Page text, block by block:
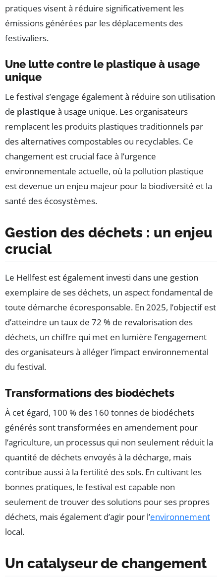
pratiques visent à réduire significativement les
émissions générées par les déplacements des
festivaliers.
Une lutte contre le plastique à usage
unique
Le festival s’engage également à réduire son utilisation
de plastique à usage unique. Les organisateurs
remplacent les produits plastiques traditionnels par
des alternatives compostables ou recyclables. Ce
changement est crucial face à l’urgence
environnementale actuelle, où la pollution plastique
est devenue un enjeu majeur pour la biodiversité et la
santé des écosystèmes.
Gestion des déchets : un enjeu
crucial
Le Hellfest est également investi dans une gestion
exemplaire de ses déchets, un aspect fondamental de
toute démarche écoresponsable. En 2025, l’objectif est
d’atteindre un taux de 72 % de revalorisation des
déchets, un chiffre qui met en lumière l’engagement
des organisateurs à alléger l’impact environnemental
du festival.
Transformations des biodéchets
À cet égard, 100 % des 160 tonnes de biodéchets
générés sont transformées en amendement pour
l’agriculture, un processus qui non seulement réduit la
quantité de déchets envoyés à la décharge, mais
contribue aussi à la fertilité des sols. En cultivant les
bonnes pratiques, le festival est capable non
seulement de trouver des solutions pour ses propres
déchets, mais également d’agir pour l’environnement
local.
Un catalyseur de changement